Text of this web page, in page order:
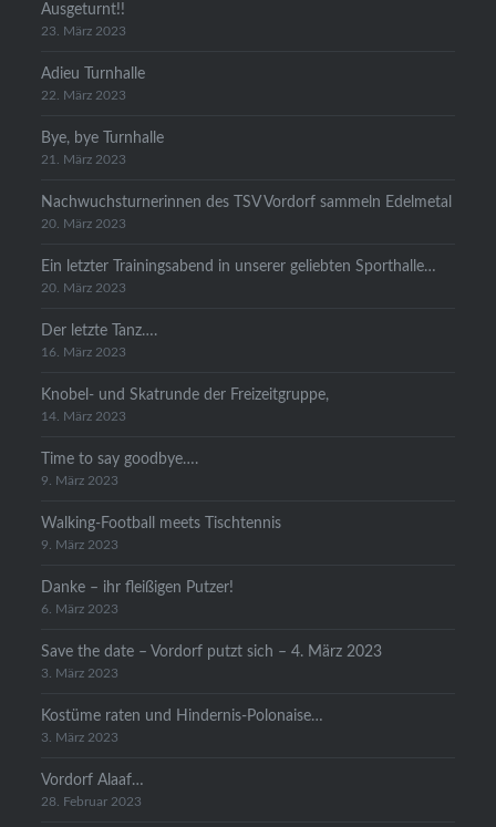
Ausgeturnt!!
23. März 2023
Adieu Turnhalle
22. März 2023
Bye, bye Turnhalle
21. März 2023
Nachwuchsturnerinnen des TSV Vordorf sammeln Edelmetal
20. März 2023
Ein letzter Trainingsabend in unserer geliebten Sporthalle…
20. März 2023
Der letzte Tanz….
16. März 2023
Knobel- und Skatrunde der Freizeitgruppe,
14. März 2023
Time to say goodbye….
9. März 2023
Walking-Football meets Tischtennis
9. März 2023
Danke – ihr fleißigen Putzer!
6. März 2023
Save the date – Vordorf putzt sich – 4. März 2023
3. März 2023
Kostüme raten und Hindernis-Polonaise…
3. März 2023
Vordorf Alaaf…
28. Februar 2023